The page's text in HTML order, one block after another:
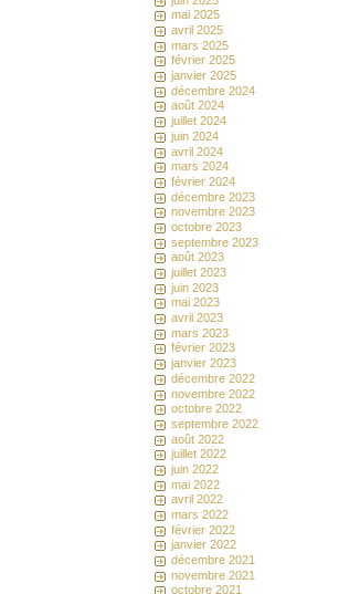
mai 2025
avril 2025
mars 2025
février 2025
janvier 2025
décembre 2024
août 2024
juillet 2024
juin 2024
avril 2024
mars 2024
février 2024
décembre 2023
novembre 2023
octobre 2023
septembre 2023
août 2023
juillet 2023
juin 2023
mai 2023
avril 2023
mars 2023
février 2023
janvier 2023
décembre 2022
novembre 2022
octobre 2022
septembre 2022
août 2022
juillet 2022
juin 2022
mai 2022
avril 2022
mars 2022
février 2022
janvier 2022
décembre 2021
novembre 2021
octobre 2021